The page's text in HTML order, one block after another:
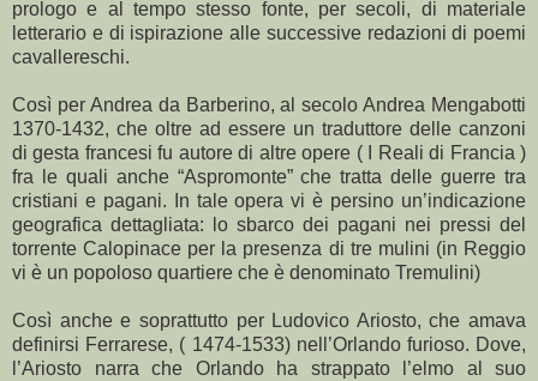
prologo e al tempo stesso fonte, per secoli, di materiale
letterario e di ispirazione alle successive redazioni di poemi
cavallereschi.
Così per Andrea da Barberino, al secolo Andrea Mengabotti
1370-1432, che oltre ad essere un traduttore delle canzoni
di gesta francesi fu autore di altre opere ( I Reali di Francia )
fra le quali anche “Aspromonte” che tratta delle guerre tra
cristiani e pagani. In tale opera vi è persino un’indicazione
geografica dettagliata: lo sbarco dei pagani nei pressi del
torrente Calopinace per la presenza di tre mulini (in Reggio
vi è un popoloso quartiere che è denominato Tremulini)
Così anche e soprattutto per Ludovico Ariosto, che amava
definirsi Ferrarese, ( 1474-1533) nell’Orlando furioso. Dove,
l’Ariosto narra che Orlando ha strappato l’elmo al suo